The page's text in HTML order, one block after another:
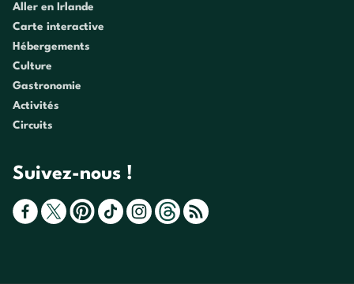
Aller en Irlande
Carte interactive
Hébergements
Culture
Gastronomie
Activités
Circuits
Suivez-nous !